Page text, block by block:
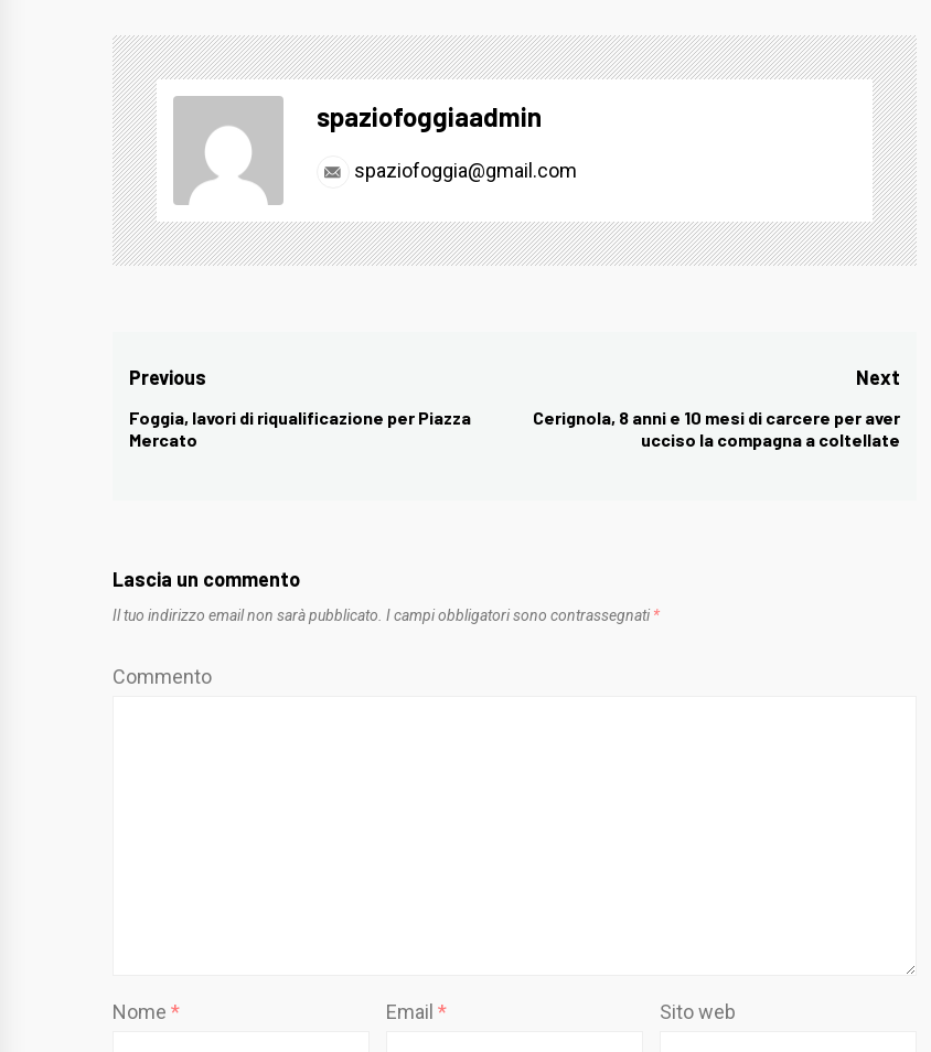
spaziofoggiaadmin
spaziofoggia@gmail.com
Navigazione
articoli
Previous
Previous
post:
Foggia, lavori di riqualificazione per Piazza
Mercato
Next
Next
Cerignola, 8 anni e 10 mesi di carcere per aver
ucciso la compagna a coltellate
Lascia un commento
Il tuo indirizzo email non sarà pubblicato. I campi obbligatori sono contrassegnati *
Commento
Nome * Email * Sito web